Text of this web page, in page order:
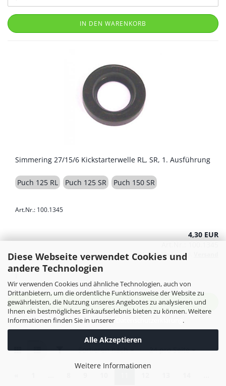
Diese Webseite verwendet Cookies und
andere Technologien
Wir verwenden Cookies und ähnliche Technologien, auch von
Drittanbietern, um die ordentliche Funktionsweise der Website zu
gewährleisten, die Nutzung unseres Angebotes zu analysieren und
Ihnen ein bestmögliches Einkaufserlebnis bieten zu können. Weitere
Informationen finden Sie in unserer
.
Alle Akzeptieren
Weitere Informationen
IN DEN WARENKORB
Simmering 27/15/6 Kickstarterwelle RL, SR, 1. Ausführung
Puch 125 RL Puch 125 SR Puch 150 SR
Art.Nr.: 100.1345
4,30 EUR
inkl. 20% MwSt. zzgl.
IN DEN WARENKORB
FILTERSortieren nach
Sortieren nach 24 pro Seite
pro Seite